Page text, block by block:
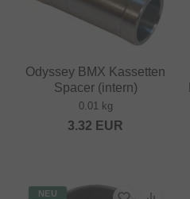
Odyssey BMX Kassetten
Spacer (intern)
0.01 kg
3.32 EUR
NEU